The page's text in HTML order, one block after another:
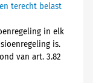
terecht belast
in elk
is.
van art. 3.82